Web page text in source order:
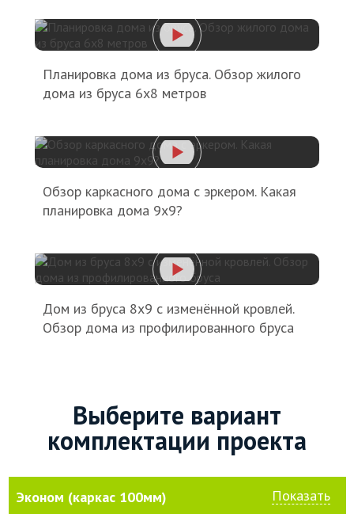
Планировка дома из бруса. Обзор жилого
дома из бруса 6х8 метров
Обзор каркасного дома с эркером. Какая
планировка дома 9х9?
Дом из бруса 8х9 с изменённой кровлей.
Обзор дома из профилированного бруса
Выберите вариант
комплектации проекта
Эконом (каркас 100мм) Показать